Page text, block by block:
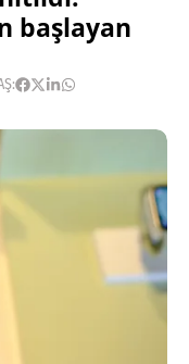
başlayan